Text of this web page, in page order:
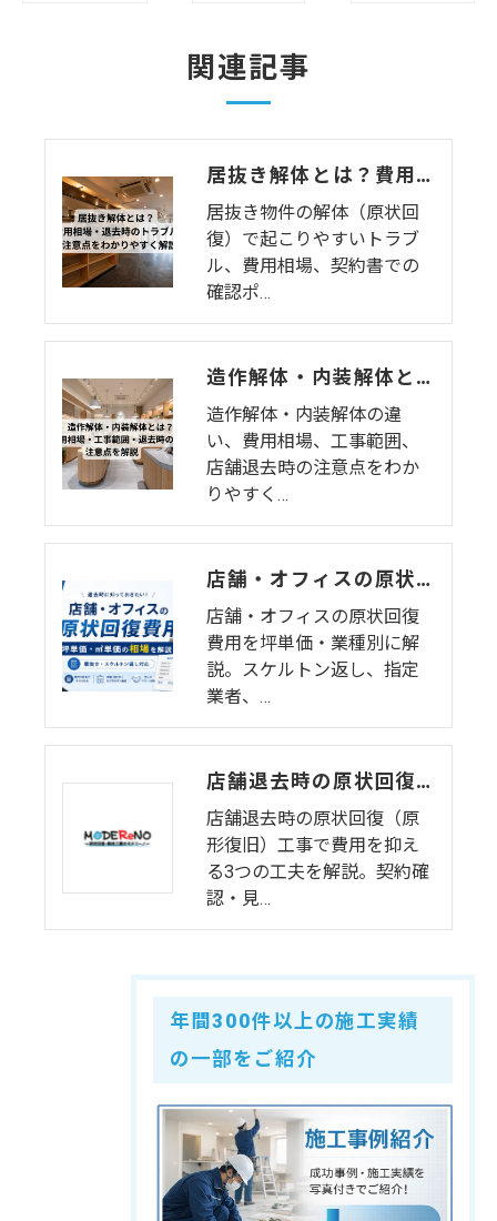
関連記事
居抜き解体とは？費用相場・退去時のトラブル・注意点をわかりやすく解説
居抜き物件の解体（原状回
復）で起こりやすいトラブ
ル、費用相場、契約書での
確認ポ…
造作解体・内装解体とは？費用相場・工事範囲・退去時の注意点を解説
造作解体・内装解体の違
い、費用相場、工事範囲、
店舗退去時の注意点をわか
りやすく…
店舗・オフィスの原状回復費用の相場はいくら？坪単価・業種別の内訳と費用を抑えるコツを徹底解説【2026年版】
店舗・オフィスの原状回復
費用を坪単価・業種別に解
説。スケルトン返し、指定
業者、…
店舗退去時の原状回復・原形復旧工事｜費用を抑えるための3つの工夫
店舗退去時の原状回復（原
形復旧）工事で費用を抑え
る3つの工夫を解説。契約確
認・見…
年間300件以上の施工実績
の一部をご紹介